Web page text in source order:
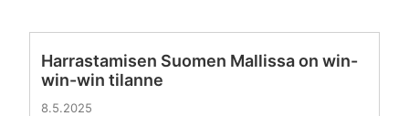
Harrastamisen Suomen Mallissa on win-
win-win tilanne
8.5.2025